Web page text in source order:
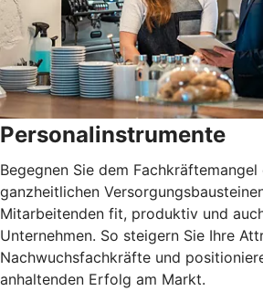
Personalinstrumente
Begegnen Sie dem
ganzheitlichen
Mitarbeitenden fit, produktiv und
Unternehmen. So steigern Sie Ihre
Nachwuchsfachkräfte und
anhaltenden Erfolg am Markt.